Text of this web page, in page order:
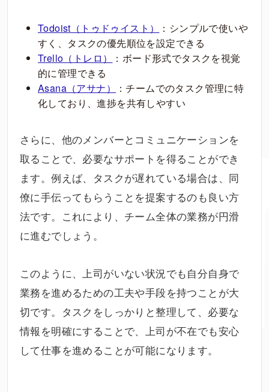
Todoist（トゥドゥイスト）
：シンプルで使いや
すく、タスクの優先順位を設定できる
Trello（トレロ）
：ボード形式でタスクを視覚
的に管理できる
Asana（アサナ）
：チームでのタスク管理に特
化しており、進捗を共有しやすい
さらに、他のメンバーとコミュニケーションを
取ることで、必要なサポートを得ることができ
ます。例えば、タスクが遅れている場合は、同
僚に手伝ってもらうことを提案するのも良い方
法です。これにより、チーム全体の業務が円滑
に進むでしょう。
このように、上司がいない状況でも自分自身で
業務を進めるための工夫や手段を持つことが大
切です。タスクをしっかりと整理して、必要な
情報を明確にすることで、上司が不在でも安心
して仕事を進めることが可能になります。